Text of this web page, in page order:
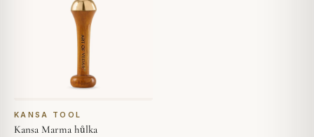
KANSA TOOL
Kansa Marma hůlka